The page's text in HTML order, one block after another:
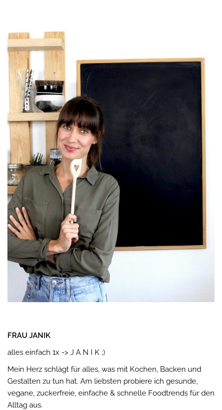
FRAU JANIK
alles einfach 1x -> J A N I K ;)
Mein Herz schlägt für alles, was mit Kochen, Backen und
Gestalten zu tun hat. Am liebsten probiere ich gesunde,
vegane, zuckerfreie, einfache & schnelle Foodtrends für den
Alltag aus.